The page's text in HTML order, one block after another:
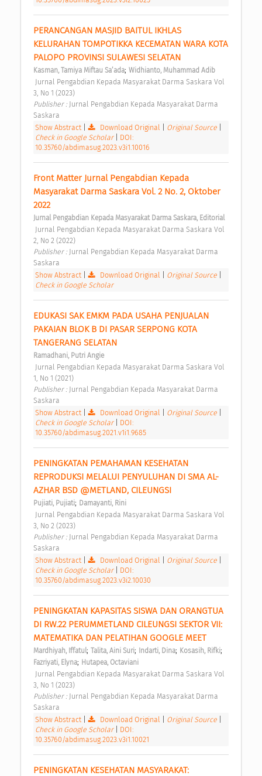
PERANCANGAN MASJID BAITUL IKHLAS
KELURAHAN TOMPOTIKKA KECEMATAN WARA KOTA
PALOPO PROVINSI SULAWESI SELATAN
Kasman, Tamiya Miftau Sa’ada; Widhianto, Muhammad Adib
3, No 1 (2023)
Publisher : Jurnal Pengabdian Kepada Masyarakat Darma
Saskara
Show Abstract
Download Original Original Source
Check in Google Scholar
DOI:
10.35760/abdimasug.2023.v3i1.10016
Front Matter Jurnal Pengabdian Kepada
Masyarakat Darma Saskara Vol. 2 No. 2, Oktober
2022
Jurnal Pengabdian Kepada Masyarakat Darma Saskara, Editorial
2, No 2 (2022)
Publisher : Jurnal Pengabdian Kepada Masyarakat Darma
Saskara
Show Abstract
Download Original Original Source
Check in Google Scholar
EDUKASI SAK EMKM PADA USAHA PENJUALAN
PAKAIAN BLOK B DI PASAR SERPONG KOTA
TANGERANG SELATAN
Ramadhani, Putri Angie
1, No 1 (2021)
Publisher : Jurnal Pengabdian Kepada Masyarakat Darma
Saskara
Show Abstract
Download Original Original Source
Check in Google Scholar
DOI:
10.35760/abdimasug.2021.v1i1.9685
PENINGKATAN PEMAHAMAN KESEHATAN
REPRODUKSI MELALUI PENYULUHAN DI SMA AL-
AZHAR BSD @METLAND, CILEUNGSI
Pujiati, Pujiati; Damayanti, Rini
3, No 2 (2023)
Publisher : Jurnal Pengabdian Kepada Masyarakat Darma
Saskara
Show Abstract
Download Original Original Source
Check in Google Scholar
DOI:
10.35760/abdimasug.2023.v3i2.10030
PENINGKATAN KAPASITAS SISWA DAN ORANGTUA
DI RW.22 PERUMMETLAND CILEUNGSI SEKTOR VII:
MATEMATIKA DAN PELATIHAN GOOGLE MEET
Mardhiyah, Iffatul; Talita, Aini Suri; Indarti, Dina; Kosasih, Rifki;
Fazriyati, Elyna; Hutapea, Octaviani
3, No 1 (2023)
Publisher : Jurnal Pengabdian Kepada Masyarakat Darma
Saskara
Show Abstract
Download Original Original Source
Check in Google Scholar
DOI:
10.35760/abdimasug.2023.v3i1.10021
PENINGKATAN KESEHATAN MASYARAKAT: